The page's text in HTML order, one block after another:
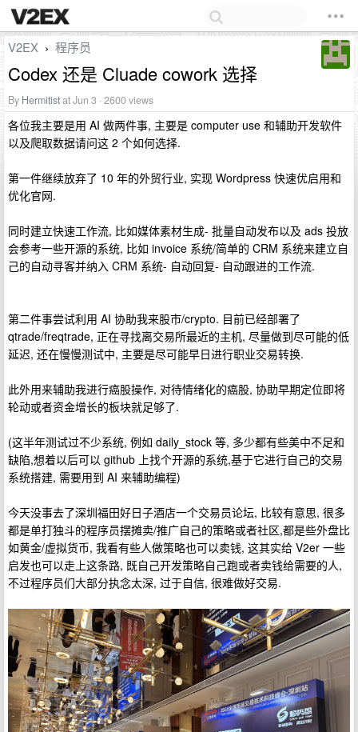
V2EX › 程序员
Codex 还是 Cluade cowork 选择
By Hermitistat Jun 3 · 2600 views
各位我主要是用 AI 做两件事, 主要是 computer use 和辅助开发软件
以及爬取数据请问这 2 个如何选择.
第一件继续放弃了 10 年的外贸行业, 实现 Wordpress 快速优启用和
优化官网.
同时建立快速工作流, 比如媒体素材生成- 批量自动发布以及 ads 投放
会参考一些开源的系统, 比如 invoice 系统/简单的 CRM 系统来建立自
己的自动寻客并纳入 CRM 系统- 自动回复- 自动跟进的工作流.
第二件事尝试利用 AI 协助我来股市/crypto. 目前已经部署了
qtrade/freqtrade, 正在寻找离交易所最近的主机, 尽量做到尽可能的低
延迟, 还在慢慢测试中, 主要是尽可能早日进行职业交易转换.
此外用来辅助我进行癌股操作, 对待情绪化的癌股, 协助早期定位即将
轮动或者资金增长的板块就足够了.
(这半年测试过不少系统, 例如 daily_stock 等, 多少都有些美中不足和
缺陷,想着以后可以 github 上找个开源的系统,基于它进行自己的交易
系统搭建, 需要用到 AI 来辅助编程)
今天没事去了深圳福田好日子酒店一个交易员论坛, 比较有意思, 很多
都是单打独斗的程序员摆摊卖/推广自己的策略或者社区,都是些外盘比
如黄金/虚拟货币, 我看有些人做策略也可以卖钱, 这其实给 V2er 一些
启发也可以走上这条路, 既自己开发策略自己跑或者卖钱给需要的人,
不过程序员们大部分执念太深, 过于自信, 很难做好交易.